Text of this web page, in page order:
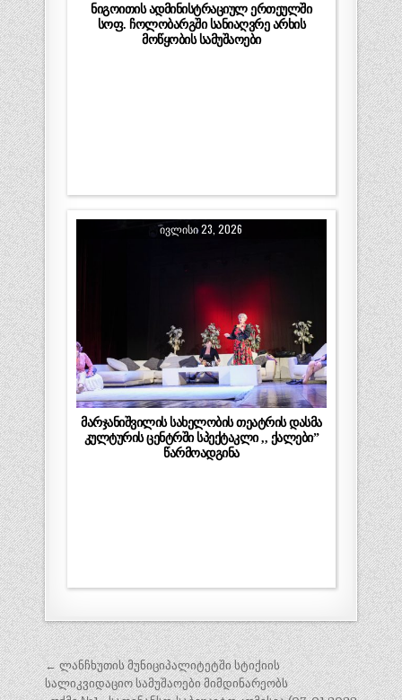
ნიგოითის ადმინისტრაციულ ერთეულში
სოფ. ჩოლობარგში სანიაღვრე არხის
მოწყობის სამუშაოები
ᲘᲕᲚᲘᲡᲘ 23, 2026
მარჯანიშვილის სახელობის თეატრის დასმა
კულტურის ცენტრში სპექტაკლი ,, ქალები”
წარმოადგინა
პოსტის
← ლანჩხუთის მუნიციპალიტეტში სტიქიის
სალიკვიდაციო სამუშაოები მიმდინარეობს